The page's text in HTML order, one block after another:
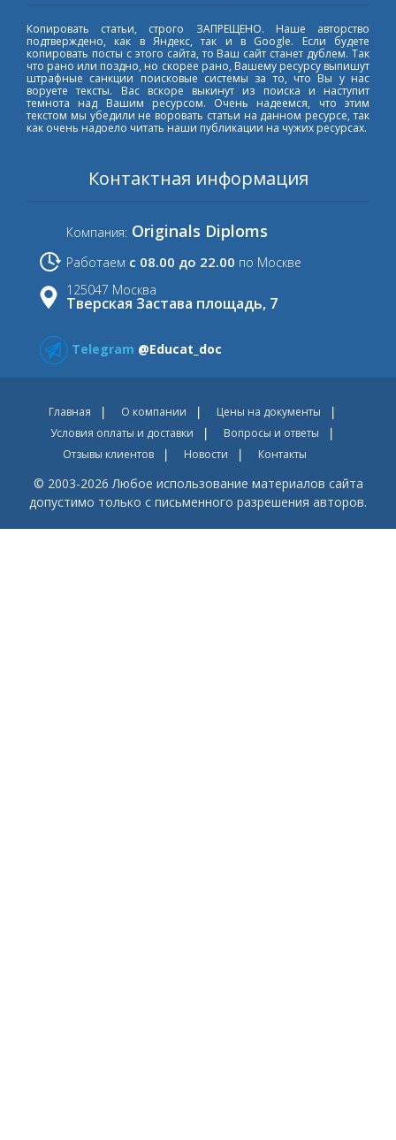
Копировать статьи, строго ЗАПРЕЩЕНО. Наше авторство
подтверждено, как в Яндекс, так и в Google. Если будете
копировать посты с этого сайта, то Ваш сайт станет дублем. Так
что рано или поздно, но скорее рано, Вашему ресурсу выпишут
штрафные санкции поисковые системы за то, что Вы у нас
воруете тексты. Вас вскоре выкинут из поиска и наступит
темнота над Вашим ресурсом. Очень надеемся, что этим
текстом мы убедили не воровать статьи на данном ресурсе, так
как очень надоело читать наши публикации на чужих ресурсах.
Контактная информация
Компания: Originals Diploms
Работаем с 08.00 до 22.00 по Москве
125047 Москва
Тверская Застава площадь, 7
Telegram @Educat_doc
Главная О компании
Цены на документы
Условия оплаты и доставки
Вопросы и ответы
Отзывы клиентов
Новости Контакты
© 2003-2026 Любое использование материалов сайта
допустимо только с письменного разрешения авторов.